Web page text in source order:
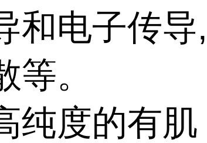
和电子传导,
。
纯度的有肌